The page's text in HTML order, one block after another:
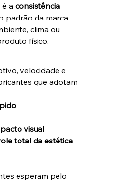
a consistência
padrão da marca
clima ou
físico.
velocidade e
que adotam
visual
total da estética
esperam pelo